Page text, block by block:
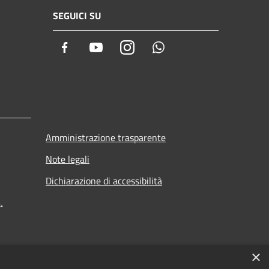
SEGUICI SU
Facebook YoutubeInstagram
Amministrazione trasparente
Note legali
Dichiarazione di accessibilità
×